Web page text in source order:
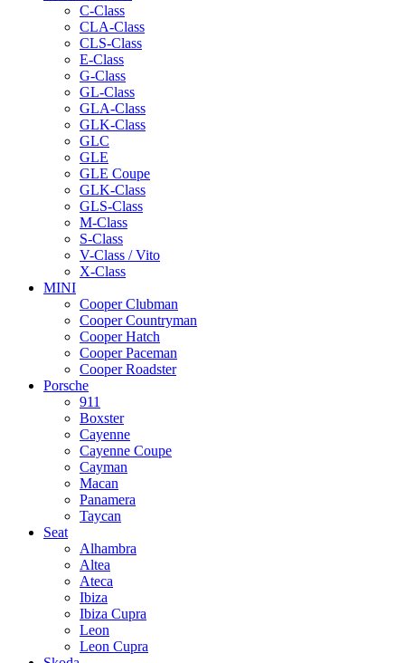
C-Class
CLA-Class
CLS-Class
E-Class
G-Class
GL-Class
GLA-Class
GLK-Class
GLC
GLE
GLE Coupe
GLK-Class
GLS-Class
M-Class
S-Class
V-Class / Vito
X-Class
MINI
Cooper Clubman
Cooper Countryman
Cooper Hatch
Cooper Paceman
Cooper Roadster
Porsche
911
Boxster
Cayenne
Cayenne Coupe
Cayman
Macan
Panamera
Taycan
Seat
Alhambra
Altea
Ateca
Ibiza
Ibiza Cupra
Leon
Leon Cupra